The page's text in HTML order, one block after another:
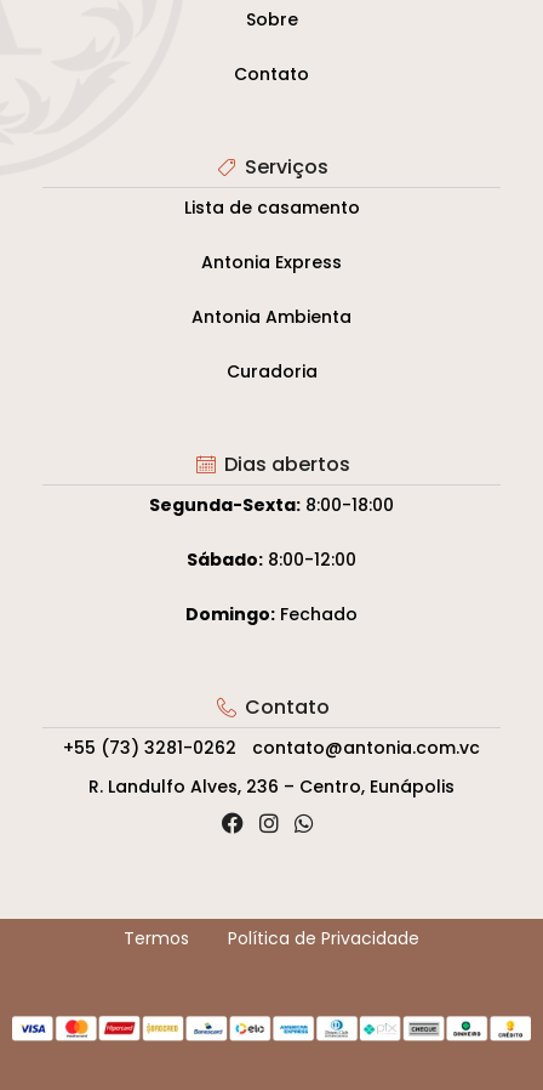
Sobre
Contato
Serviços
Lista de casamento
Antonia Express
Antonia Ambienta
Curadoria
Dias abertos
Segunda-Sexta: 8:00-18:00
Sábado: 8:00-12:00
Domingo: Fechado
Contato
+55 (73) 3281-0262
contato@antonia.com.vc
R. Landulfo Alves, 236 – Centro, Eunápolis
Termos Política de Privacidade